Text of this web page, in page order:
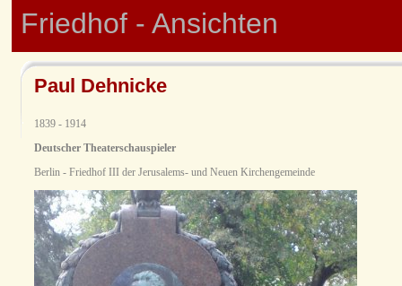
Friedhof - Ansichten
Paul Dehnicke
1839 - 1914
Deutscher Theaterschauspieler
Berlin - Friedhof III der Jerusalems- und Neuen Kirchengemeinde